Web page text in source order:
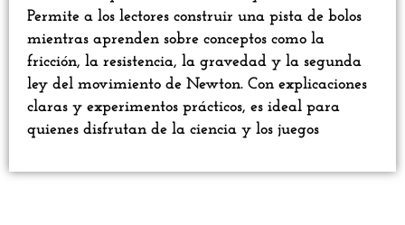
Permite a los lectores construir una pista de bolos
mientras aprenden sobre conceptos como la
fricción, la resistencia, la gravedad y la segunda
ley del movimiento de Newton. Con explicaciones
claras y experimentos prácticos, es ideal para
quienes disfrutan de la ciencia y los juegos